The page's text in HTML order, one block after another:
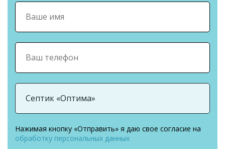
Нажимая кнопку «Отправить» я даю свое согласие на
обработку персональных данных